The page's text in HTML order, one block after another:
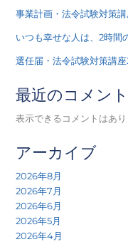
事業計画・法令試験対策
いつも幸せな人は、2時間
選任届・法令試験対策講
最近のコメント
表示できるコメントはあり
アーカイブ
2026年8月
2026年7月
2026年6月
2026年5月
2026年4月